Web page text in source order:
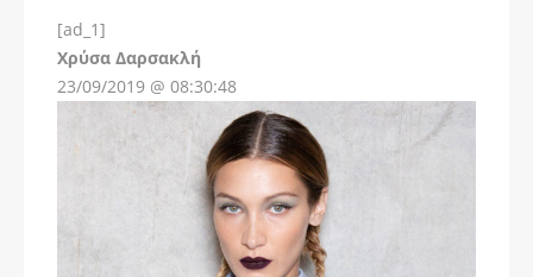
[ad_1]
Χρύσα Δαρσακλή
23/09/2019 @ 08:30:48